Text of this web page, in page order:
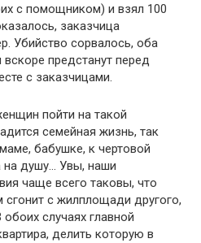
с помощником) и взял 100
заказчица
Убийство сорвалось, оба
предстанут перед
с заказчицами.
пойти на такой
семейная жизнь, так
бабушке, к чертовой
на душу… Увы, наши
чаще всего таковы, что
с жилплощади другого,
случаях главной
делить которую в